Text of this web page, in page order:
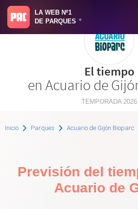
LA WEB Nº1
DE PARQUES
®
El tiempo
en Acuario de
TEMPORADA 2026
Inicio Parques Acuario de Gijón Bioparc
Previsión del
Acuario de